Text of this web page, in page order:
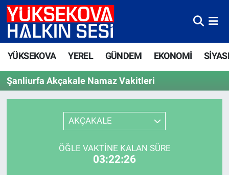
YÜKSEKOVA YEREL GÜNDEM EKONOMİ
Şanliurfa Akçakale Namaz Vakitleri
AKÇAKALE
ÖĞLE VAKTINE KALAN SÜRE
03:22:26
Yüksekova Nöbetçi Eczaneler
Yüksekova Trafik Yoğunluk Haritası
Süper Lig Puan Durumu ve Fikstür
Tüm Manşetler